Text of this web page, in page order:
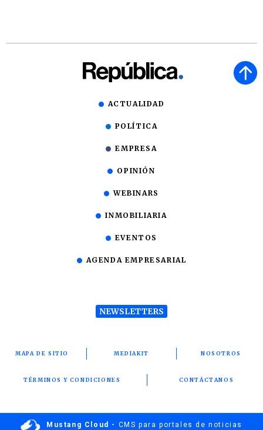
ACTUALIDAD
POLÍTICA
EMPRESA
OPINIÓN
WEBINARS
INMOBILIARIA
EVENTOS
AGENDA EMPRESARIAL
NEWSLETTERS
MAPA DE SITIO MEDIAKIT NOSOTROS
TÉRMINOS Y CONDICIONES CONTÁCTANOS
Mustang Cloud - CMS para portales de noticias